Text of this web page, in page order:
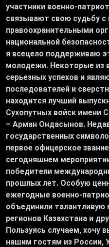
участники военно-
связывают свою судьбу с
правоохранительными
национальной
я всецело поддерживаю
молодежи. Некоторые из
серьезных успехов и
последователей и
находится лучший
Сухопутных войск имени
– Арман Ондасынов.
государственных
первое офицерское
сегодняшнем
победители
прошлых лет. Особую
ежегодные военно-
объединили
регионов Казахстана и
Пользуясь случаем, хочу
нашим гостям из России,